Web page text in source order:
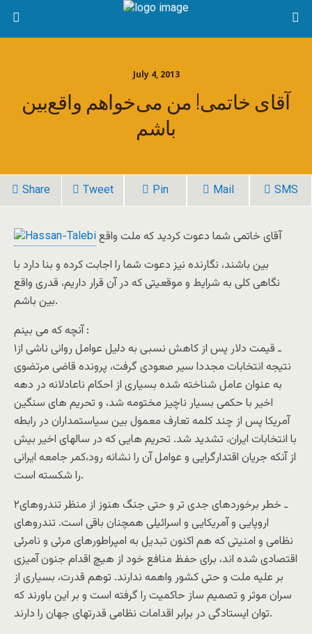
July 4, 2013
آقای خاتمی! من می‌خواهم واقع‌بين
باشم
Share Tweet Pin Mail SMS
بين باشند، نگارنده نيز دعوت شما را اجابت کرده و بنا دارد با
نگاهی کلی به شرايط و موقعيتی که در آن قرار داريم، قدری واقع
بين باشم.
آنچه که می بينم :
۱ـ قيمت دلار پس از کاهش نسبی به دليل عوامل روانی ناشی از
نتيجه انتخابات مجددا سير صعودی گرفت، پرونده قاضی مرتضوی
به عنوان عامل شناخته شده بسياری از احکام ناعادلانه در دهه
اخير با حکمی بسيار ناچيز مختومه شد، و تحريم های سنگين
آمريکا پس از چند کلمه تعارف معمول بين سياستمداران در رابطه
با انتخابات ايران، تشديد شد. تحريم هايی که در سالهای اخير بيش
از آنکه جريان اقتدارگرايی و عوامل آن را نشانه رود،کمر جامعه ايرانی
را شکسته است.
۲ـ خطر برخوردهای جدی تر و حتی جنگ هنوز از منظر تندروهای
اروپايی و آمريکايی و اسرائيلی همچنان باقی است. تندروهای
نظامی و امنيتی که هم اکنون تبديل به امپراطورهای مرئی و نامرئی
اقتصادی شده اند، برای حفظ منافع خود از هيچ اقدام جنون آميزی
بر عليه ملت و حتی کشور واهمه ندارند. توهم قدرت، بسياری از
سران موثر و تصميم ساز حاکميت را گرفته است و بر اين باورند که
توان ايستادگی در برابر اقدامات نظامی قدرتهای جهان را دارند.